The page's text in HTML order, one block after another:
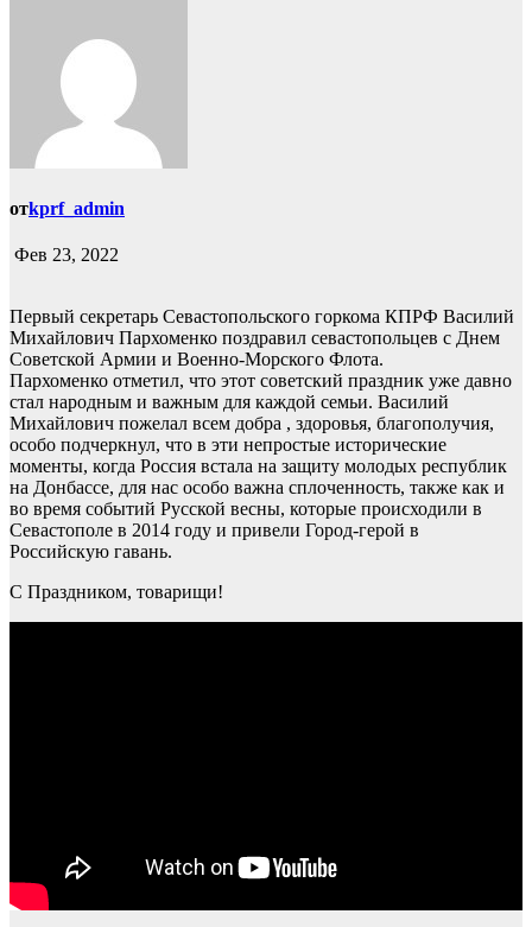
отkprf_admin
Фев 23, 2022
Первый секретарь Севастопольского горкома КПРФ Василий
Михайлович Пархоменко поздравил севастопольцев с Днем
Советской Армии и Военно-Морского Флота.
Пархоменко отметил, что этот советский праздник уже давно
стал народным и важным для каждой семьи. Василий
Михайлович пожелал всем добра , здоровья, благополучия,
особо подчеркнул, что в эти непростые исторические
моменты, когда Россия встала на защиту молодых республик
на Донбассе, для нас особо важна сплоченность, также как и
во время событий Русской весны, которые происходили в
Севастополе в 2014 году и привели Город-герой в
Российскую гавань.
С Праздником, товарищи!